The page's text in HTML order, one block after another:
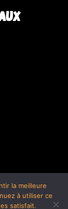
la meilleure
à utiliser ce
satisfait.